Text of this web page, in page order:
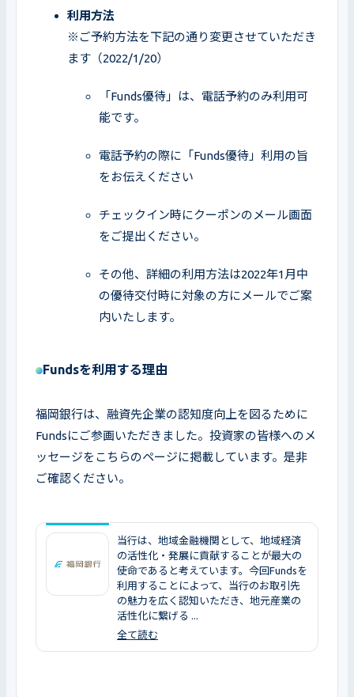
※ご予約方法を下記の通り変更させていただき
ます（2022/1/20）
「Funds優待」は、電話予約のみ利用可
能です。
電話予約の際に「Funds優待」利用の旨
をお伝えください
チェックイン時にクーポンのメール画面
をご提出ください。
その他、詳細の利用方法は2022年1月中
の優待交付時に対象の方にメールでご案
内いたします。
Fundsを利用する理由
福岡銀行は、融資先企業の認知度向上を図るために
Fundsにご参画いただきました。投資家の皆様へのメ
ッセージをこちらのページに掲載しています。是非
ご確認ください。
当行は、地域金融機関として、地域経済
の活性化・発展に貢献することが最大の
使命であると考えています。今回Fundsを
利用することによって、当行のお取引先
の魅力を広く認知いただき、地元産業の
活性化に繋げる ...
全て読む